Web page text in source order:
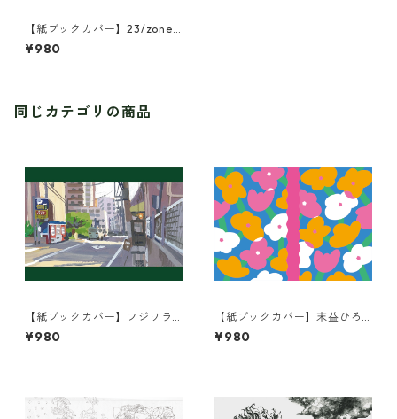
【紙ブックカバー】23/zoneri
i/ある街のある日常 秋色マル
クト
¥980
同じカテゴリの商品
【紙ブックカバー】フジワラ
ヨシト/街の風景
¥980
【紙ブックカバー】末益ひろ
こ/KUKKA
¥980